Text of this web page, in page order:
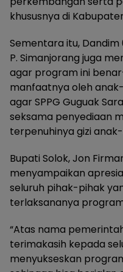
khususnya di
Sementara itu, Dandim
P. Simanjorang juga
agar program ini
manfaatnya oleh
agar SPPG Guguak
seksama penyediaan
terpenuhinya gizi
Bupati Solok, Jon
menyampaikan
seluruh pihak-pihak
terlaksananya
“Atas nama
terimakasih kepada
menyukseskan